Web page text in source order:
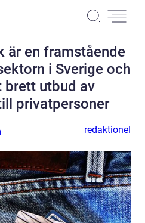
är en framstående
i Sverige och
brett utbud av
privatpersoner
redaktionel